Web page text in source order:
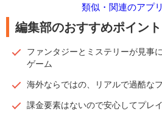
類似・関連のアプ
編集部のおすすめポイント
ファンタジーとミステリーが見事
ゲーム
海外ならではの、リアルで過酷な
課金要素はないので安心してプレ